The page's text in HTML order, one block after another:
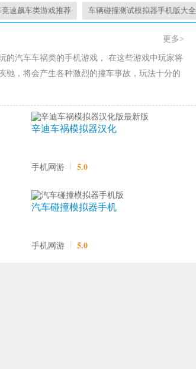
竞速飙车类游戏推荐 车辆碰撞测试模拟器手机版大全
更多>
的汽车车祸类的手机游戏， 在这些游戏中玩家将
驰，将会产生各种激烈的撞车事故，玩法十分的
辛迪车祸模拟器汉化
手机网游 5.0
汽车碰撞模拟器手机
手机网游 5.0